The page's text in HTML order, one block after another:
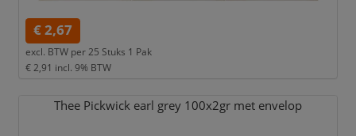
€ 2,67
excl. BTW per 25 Stuks 1 Pak
€ 2,91 incl. 9% BTW
Thee Pickwick earl grey 100x2gr met envelop